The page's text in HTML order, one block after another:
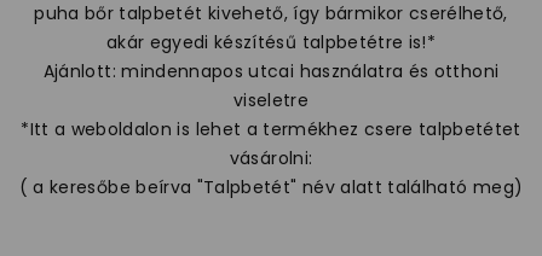
puha bőr talpbetét kivehető, így bármikor cserélhető,
akár egyedi készítésű talpbetétre is!*
Ajánlott: mindennapos utcai használatra és otthoni
viseletre
*Itt a weboldalon is lehet a termékhez csere talpbetétet
vásárolni:
( a keresőbe beírva "Talpbetét" név alatt található meg)